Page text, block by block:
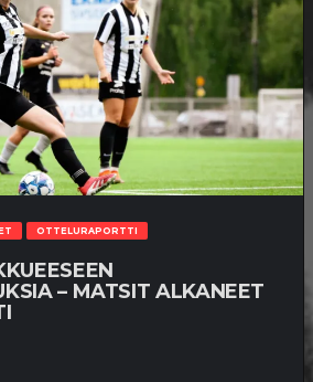
OTTELURAPORTTI
– MATSIT ALKANEET